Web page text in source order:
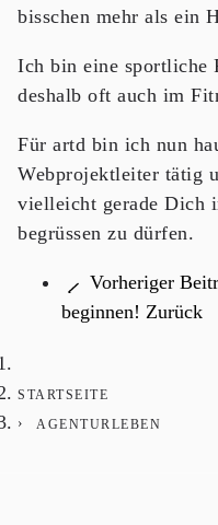
bisschen mehr als ein
Ich bin eine sportliche
deshalb oft auch im
Für artd bin ich nun
Webprojektleiter tätig
vielleicht gerade Dich
begrüssen zu dürfen.
Vorheriger
beginnen! Zurück
STARTSEITE
AGENTURLEBEN